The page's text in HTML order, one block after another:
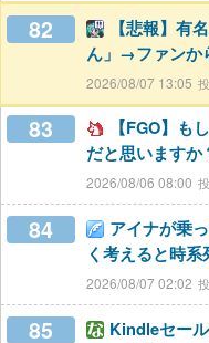
82
【悲報】有
ん」→ファンか
2026/08/07 13:05
83
【FGO】も
だと思いますか
2026/08/06 08:00
84
アイナが乗
く考えると時
2026/08/07 02:02
85
Kindleセー